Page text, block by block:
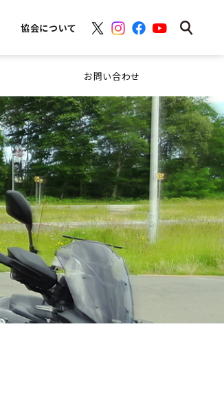
協会について
お問い合わせ